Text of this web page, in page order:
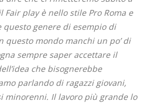
Fair play è nello stile Pro Roma e
genere di esempio di
questo mondo manchi un po’ di
sempre saper accettare il
che bisognerebbe
parlando di ragazzi giovani,
minorenni. Il lavoro più grande lo